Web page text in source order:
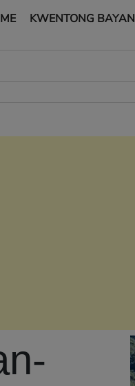
KWENTONG BAYAN